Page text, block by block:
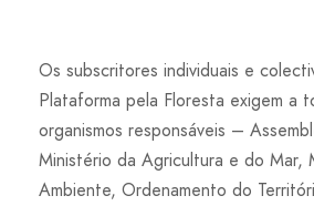
Os subscritores individuais e
Plataforma pela Floresta exigem a
organismos responsáveis –
Ministério da Agricultura e do Mar,
Ambiente, Ordenamento do